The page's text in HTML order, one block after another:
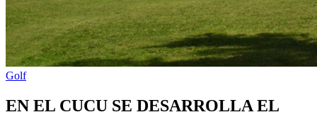
Golf
EN EL CUCU SE DESARROLLA EL